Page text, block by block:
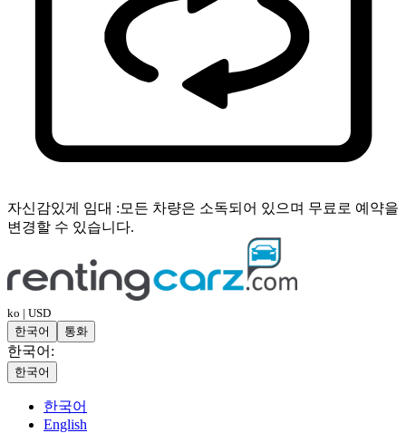
자신감있게 임대 : 모든 차량은 소독되어 있으며 무료로 예약을
변경할 수 있습니다.
ko | USD
한국어
통화
한국어:
한국어
한국어
English